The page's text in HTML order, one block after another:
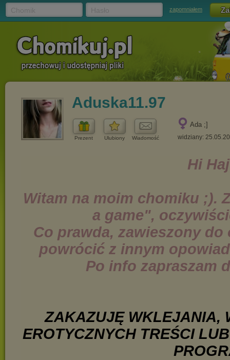
zapomniałem
Aduska11.97
Prezent Ulubiony Wiadomość
Ada ;]
widziany: